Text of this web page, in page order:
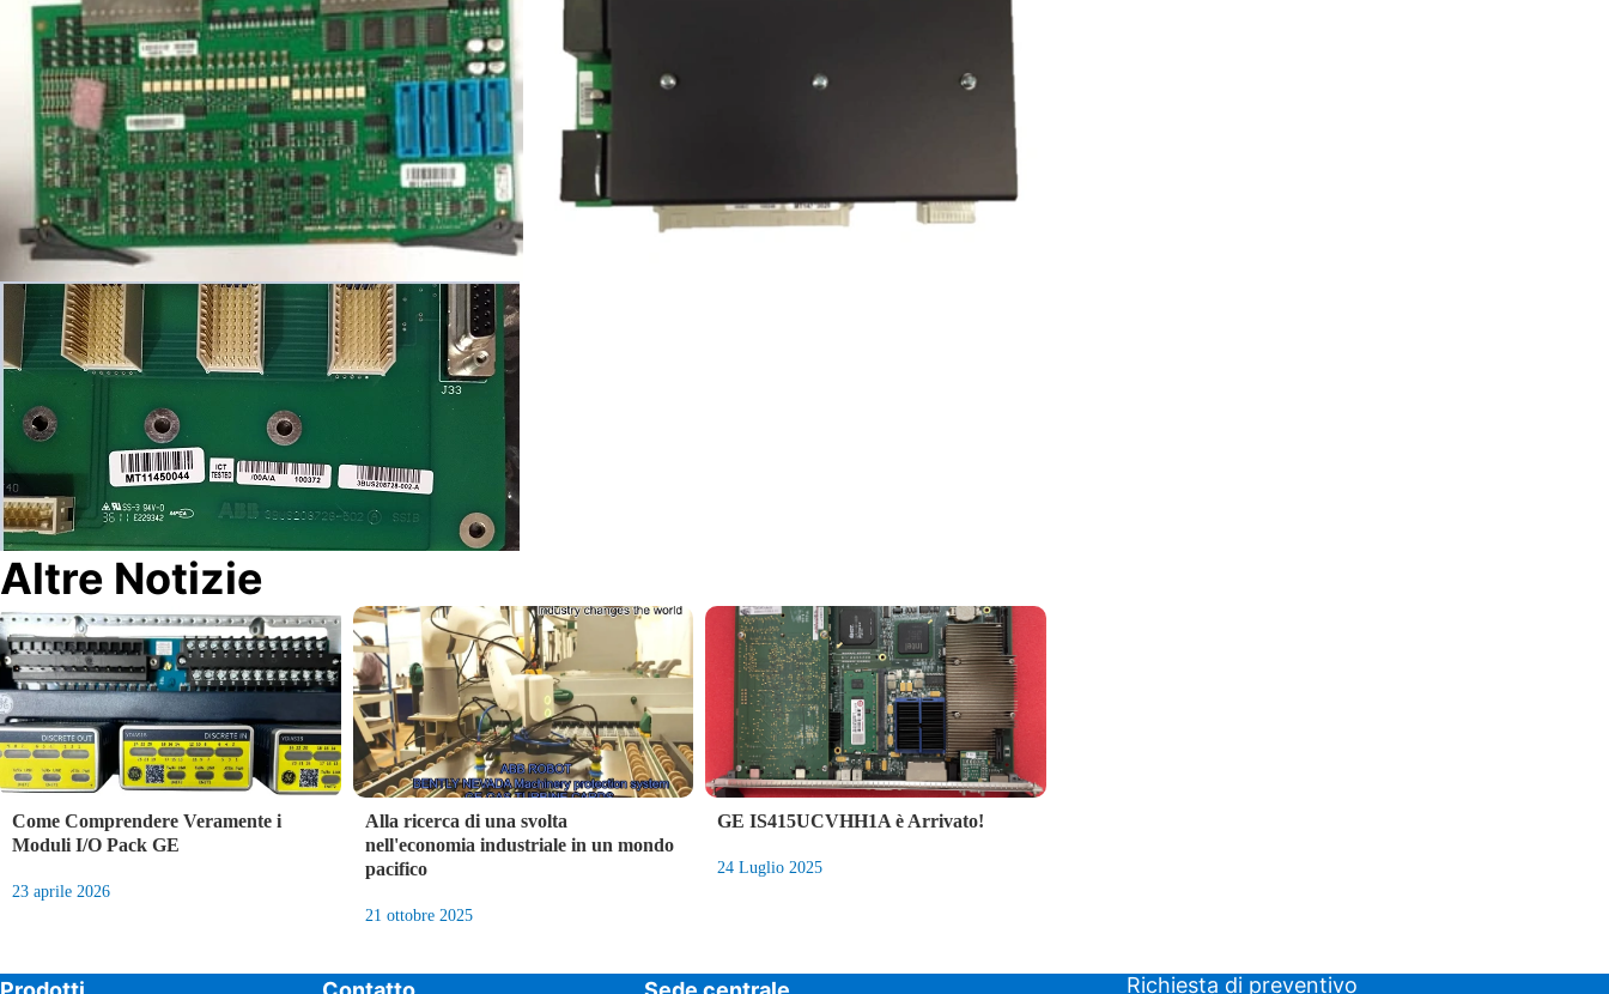
Altre Notizie
Come Comprendere Veramente i
Moduli I/O Pack GE
23 aprile 2026
Alla ricerca di una svolta
nell'economia industriale in un mondo
pacifico
21 ottobre 2025
GE IS415UCVHH1A è Arrivato!
24 Luglio 2025
Richiesta di preventivo